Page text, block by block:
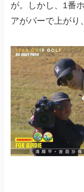
が。しかし、1番
アがパーで上がり